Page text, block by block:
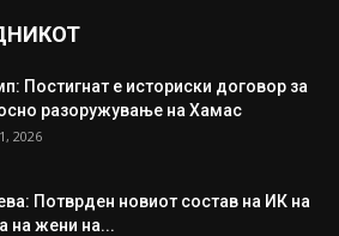
Постигнат е историски договор за
разоружување на Хамас
2026
Потврден новиот состав на ИК на
на жени на...